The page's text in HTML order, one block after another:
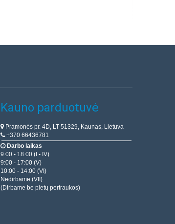
Kauno parduotuvė
Pramonės pr. 4D, LT-51329, Kaunas, Lietuva
+370 66436781
Darbo laikas
9:00 - 18:00 (I - IV)
9:00 - 17:00 (V)
10:00 - 14:00 (VI)
Nedirbame (VII)
(Dirbame be pietų pertraukos)